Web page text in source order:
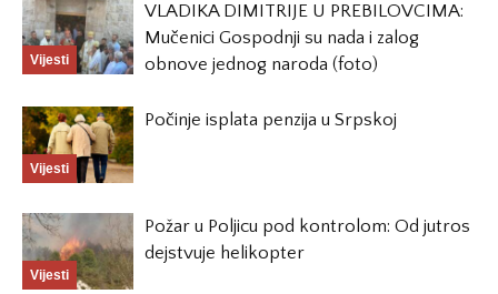
Vijesti
VLADIKA DIMITRIJE U PREBILOVCIMA:
Mučenici Gospodnji su nada i zalog
obnove jednog naroda (foto)
Vijesti
Počinje isplata penzija u Srpskoj
Vijesti
Požar u Poljicu pod kontrolom: Od jutros
dejstvuje helikopter